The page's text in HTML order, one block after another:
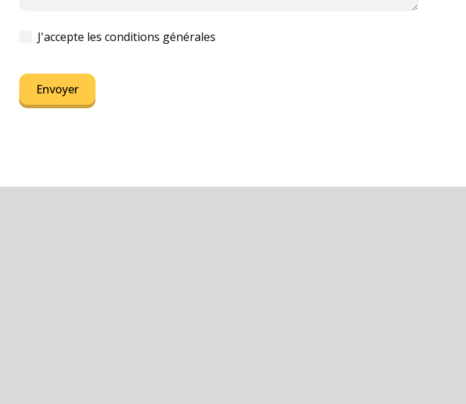
J'accepte les conditions générales